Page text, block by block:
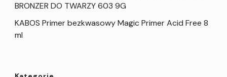
BRONZER DO TWARZY 603 9G
KABOS Primer bezkwasowy Magic Primer Acid Free 8
ml